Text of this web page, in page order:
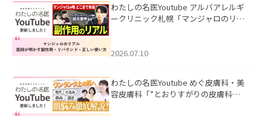
わたしの名医Youtube アルバアレルギ
ークリニック札幌「マンジャロのリア
た。
2026.07.10
わたしの名医Youtube めぐ皮膚科・美
容皮膚科「”とおりすがりの皮膚科